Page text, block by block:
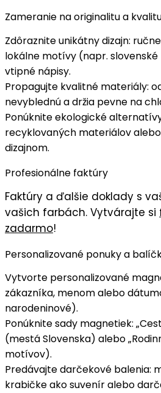
Zameranie na originalitu a
Zdôrazniteunikátny dizajn:
lokálne motívy (napr.
vtipné nápisy.
Propagujte kvalitné materiály:
nevyblednú a držia pevne na
Ponúkniteekologické
recyklovaných materiálov
dizajnom.
Profesionálne faktúry
Faktúry a ďalšie doklady s
vašich farbách. Vytvárajte si
zadarmo!
Personalizované ponuky a
Vytvorte personalizované
zákazníka, menom alebo
narodeninové).
Ponúknitesady magnetiek:
(mestá Slovenska) alebo
motívov).
Predávajtedarčekové balenia:
krabičke ako suvenír alebo